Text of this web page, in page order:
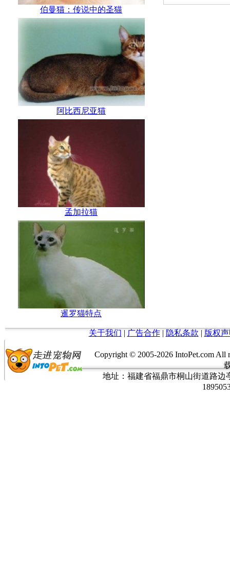
伯曼猫：传说中的圣猫
阿比西尼亚猫
孟加拉猫
暹罗猫特点
关于我们 | 广告合作| 隐私条款 | 版权
Copyright © 2005-2026 IntoPet.com
地址：福建省福鼎市桐山街道路边